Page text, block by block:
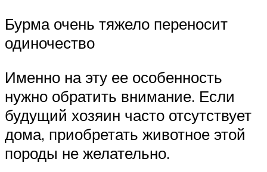
Бурма очень тяжело переносит
одиночество
Именно на эту ее особенность
нужно обратить внимание. Если
будущий хозяин часто отсутствует
дома, приобретать животное этой
породы не желательно.